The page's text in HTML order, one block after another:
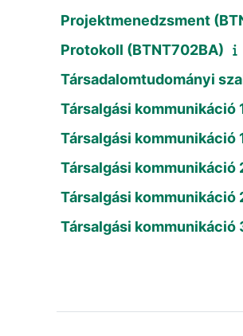
Projektmenedzsment
Protokoll (BTNT702BA)
Társadalomtudományi
Társalgási kommunikáció
Társalgási kommunikáció
Társalgási kommunikáció
Társalgási
Társalgási kommunikáció